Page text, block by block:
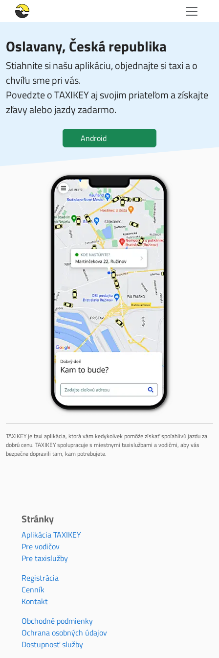
Oslavany, Česká republika
Stiahnite si našu aplikáciu, objednajte si taxi a o
chvíľu sme pri vás.
Povedzte o TAXIKEY aj svojim priateľom a získajte
zľavy alebo jazdy zadarmo.
Android
TAXIKEY je taxi aplikácia, ktorá vám kedykoľvek pomôže získať spoľahlivú jazdu za
dobrú cenu. TAXIKEY spolupracuje s miestnymi taxislužbami a vodičmi, aby vás
bezpečne dopravili tam, kam potrebujete.
Stránky
Aplikácia TAXIKEY
Pre vodičov
Pre taxislužby
Registrácia
Cenník
Kontakt
Obchodné podmienky
Ochrana osobných údajov
Dostupnosť služby